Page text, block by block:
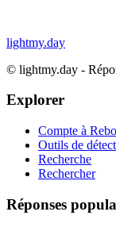
lightmy.day
© lightmy.day -
Explorer
Compte à
Outils de
Recherche
Rechercher
Réponses